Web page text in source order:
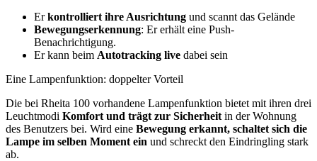
Erkontrolliert ihre Ausrichtung und scannt das Gelände
Bewegungserkennung: Er erhält eine Push-
Benachrichtigung.
Er kann beim Autotracking live dabei sein
Eine Lampenfunktion: doppelter Vorteil
Die bei Rheita 100 vorhandene Lampenfunktion bietet mit ihren drei
Leuchtmodi Komfort und trägt zur Sicherheit in der Wohnung
des Benutzers bei. Wird eine Bewegung erkannt, schaltet sich die
Lampe im selben Moment ein und schreckt den Eindringling stark
ab.